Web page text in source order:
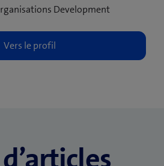
Development